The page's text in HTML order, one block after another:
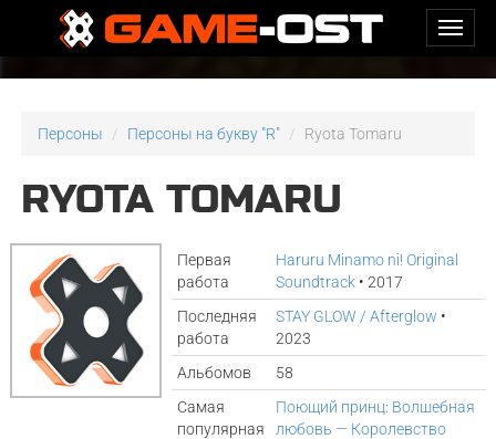
Персоны Персоны на букву "R" Ryota Tomaru
RYOTA TOMARU
Первая
работа
Haruru Minamo ni! Original
Soundtrack • 2017
Последняя
работа
STAY GLOW / Afterglow •
2023
Альбомов
58
Самая
популярная
Поющий принц: Волшебная
любовь — Королевство